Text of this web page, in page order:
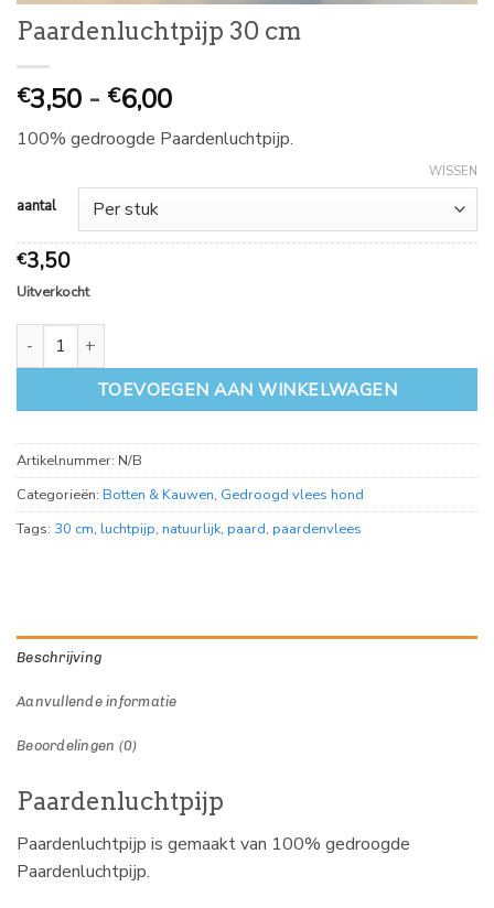
Paardenluchtpijp 30 cm
€3,50 - €6,00Prijsklasse:
3,50
6,00
100% gedroogde Paardenluchtpijp.
aantal
WISSEN
€3,50
Uitverkocht
Paardenluchtpijp 30 cm aantal
TOEVOEGEN AAN WINKELWAGEN
Artikelnummer: N/B
Categorieën: Botten & Kauwen, Gedroogd vlees hond
Tags: 30 cm, luchtpijp, natuurlijk, paard, paardenvlees
Beschrijving
Aanvullende informatie
Beoordelingen (0)
Paardenluchtpijp
Paardenluchtpijp is gemaakt van 100% gedroogde
Paardenluchtpijp.